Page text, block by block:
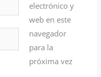
electrónico y
web en este
navegador
para la
próxima vez